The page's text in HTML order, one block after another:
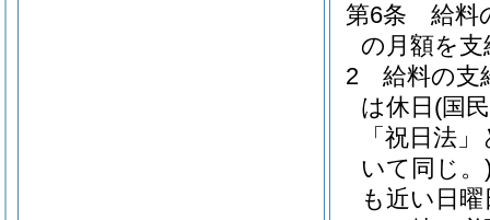
第6条
給料
の月額を
2
給料の支
は休日 (国
「祝日法
いて同じ。
も近い日